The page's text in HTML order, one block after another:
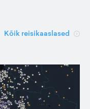
Kõik reisikaaslased